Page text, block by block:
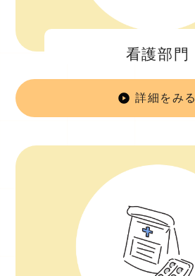
看護部門
詳細をみる